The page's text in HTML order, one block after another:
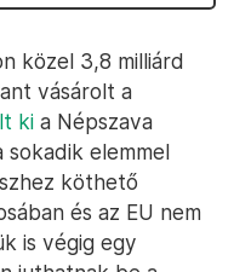
közel 3,8 milliárd
vásárolt a
ki a Népszava
sokadik elemmel
köthető
és az EU nem
is végig egy